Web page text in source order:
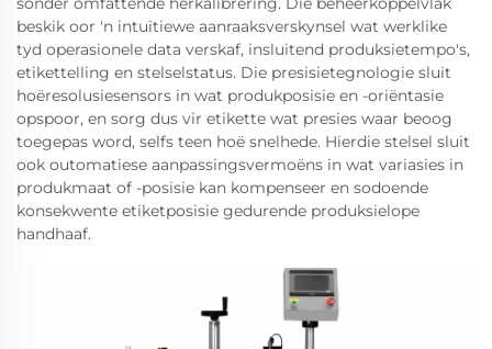
beskik oor 'n intuïtiewe aanraaksverskynsel wat werklike
tyd operasionele data verskaf, insluitend produksietempo's,
etikettelling en stelselstatus. Die presisietegnologie sluit
hoëresolusiesensors in wat produkposisie en -oriëntasie
opspoor, en sorg dus vir etikette wat presies waar beoog
toegepas word, selfs teen hoë snelhede. Hierdie stelsel sluit
ook outomatiese aanpassingsvermoëns in wat variasies in
produkmaat of -posisie kan kompenseer en sodoende
konsekwente etiketposisie gedurende produksielope
handhaaf.